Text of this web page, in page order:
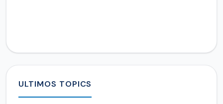
ULTIMOS TOPICS